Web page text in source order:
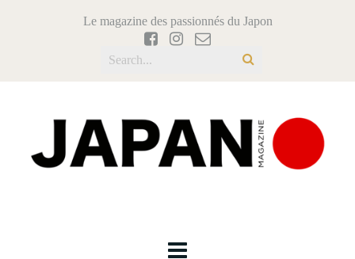
Le magazine des passionnés du Japon